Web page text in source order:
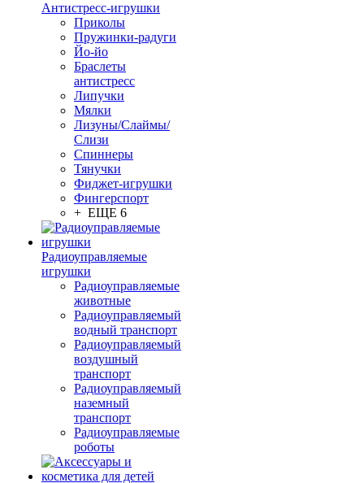
Антистресс-игрушки
Приколы
Пружинки-радуги
Йо-йо
Браслеты
антистресс
Липучки
Мялки
Лизуны/Слаймы/
Слизи
Спиннеры
Тянучки
Фиджет-игрушки
Фингерспорт
+ ЕЩЕ 6
Радиоуправляемые
игрушки
Радиоуправляемые
животные
Радиоуправляемый
водный транспорт
Радиоуправляемый
воздушный
транспорт
Радиоуправляемый
наземный
транспорт
Радиоуправляемые
роботы